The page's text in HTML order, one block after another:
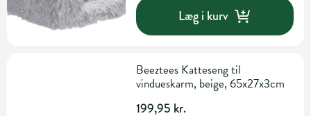
Læg i kurv
Beeztees Katteseng til
vindueskarm, beige, 65x27x3cm
199,95 kr.